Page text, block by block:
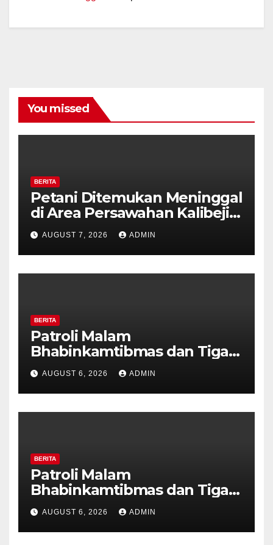
You missed
BERITA
Petani Ditemukan Meninggal
di Area Persawahan Kalibeji,
Polisi Pastikan Tidak Ada
Tanda Kekerasan
AUGUST 7, 2026 ADMIN
BERITA
Patroli Malam
Bhabinkamtibmas dan Tiga
Pilar Kelurahan Ungaran
Perkuat Kamtibmas, Warga
Diajak Aktifkan Ronda
AUGUST 6, 2026 ADMIN
BERITA
Patroli Malam
Bhabinkamtibmas dan Tiga
Pilar Kelurahan Ungaran
Perkuat Kamtibmas, Warga
Diajak Aktifkan Ronda
AUGUST 6, 2026 ADMIN